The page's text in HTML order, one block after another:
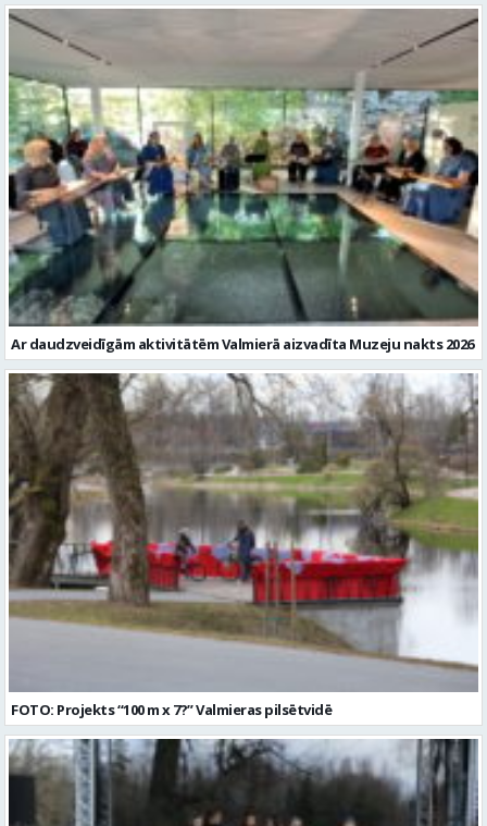
Ar daudzveidīgām aktivitātēm Valmierā aizvadīta Muzeju nakts 2026
FOTO: Projekts “100 m x 7?” Valmieras pilsētvidē